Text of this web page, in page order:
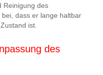
Reinigung des
bei, dass er lange haltbar
ist.
des